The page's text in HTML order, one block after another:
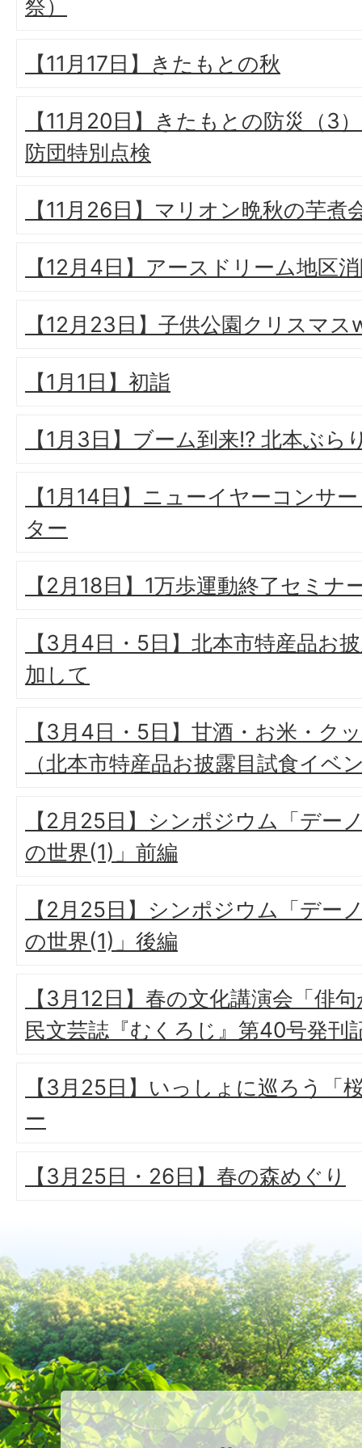
祭）
【11月17日】きたもとの秋
【11月20日】きたもとの防災（3
防団特別点検
【11月26日】マリオン晩秋の芋煮
【12月4日】アースドリーム地区
【12月23日】子供公園クリスマス
【1月1日】初詣
【1月3日】ブーム到来!? 北本ぶら
【1月14日】ニューイヤーコンサ
ター
【2月18日】1万歩運動終了セミナ
【3月4日・5日】北本市特産品お
加して
【3月4日・5日】甘酒・お米・ク
（北本市特産品お披露目試食イベ
【2月25日】シンポジウム「デー
の世界(1)」前編
【2月25日】シンポジウム「デー
の世界(1)」後編
【3月12日】春の文化講演会「俳
民文芸誌『むくろじ』第40号発刊
【3月25日】いっしょに巡ろう「
ー
【3月25日・26日】春の森めぐり